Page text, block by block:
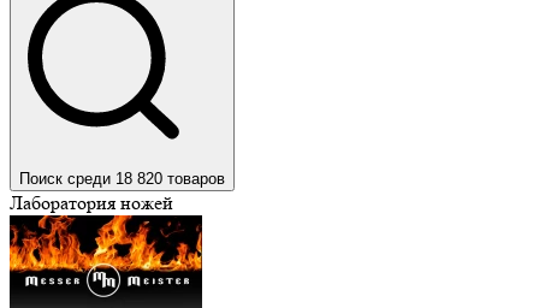
Поиск среди 18 820 товаров
Лаборатория ножей